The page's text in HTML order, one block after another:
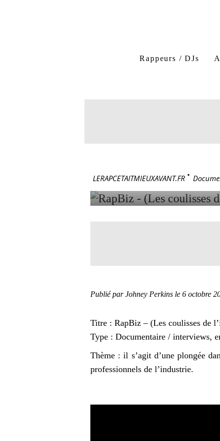
Rappeurs / DJs
LERAPCETAITMIEUXAVANT.FR >
RapBiz RapBiz -
6 octobre 2004
Publié par Johney Perkins le 6 octobre
Titre : RapBiz – (Les coulisses de
Type : Documentaire / interviews,
Thème : il s’agit d’une plongée
professionnels de l’industrie.